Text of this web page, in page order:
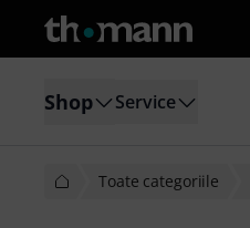
Shop Service
Toate categoriile